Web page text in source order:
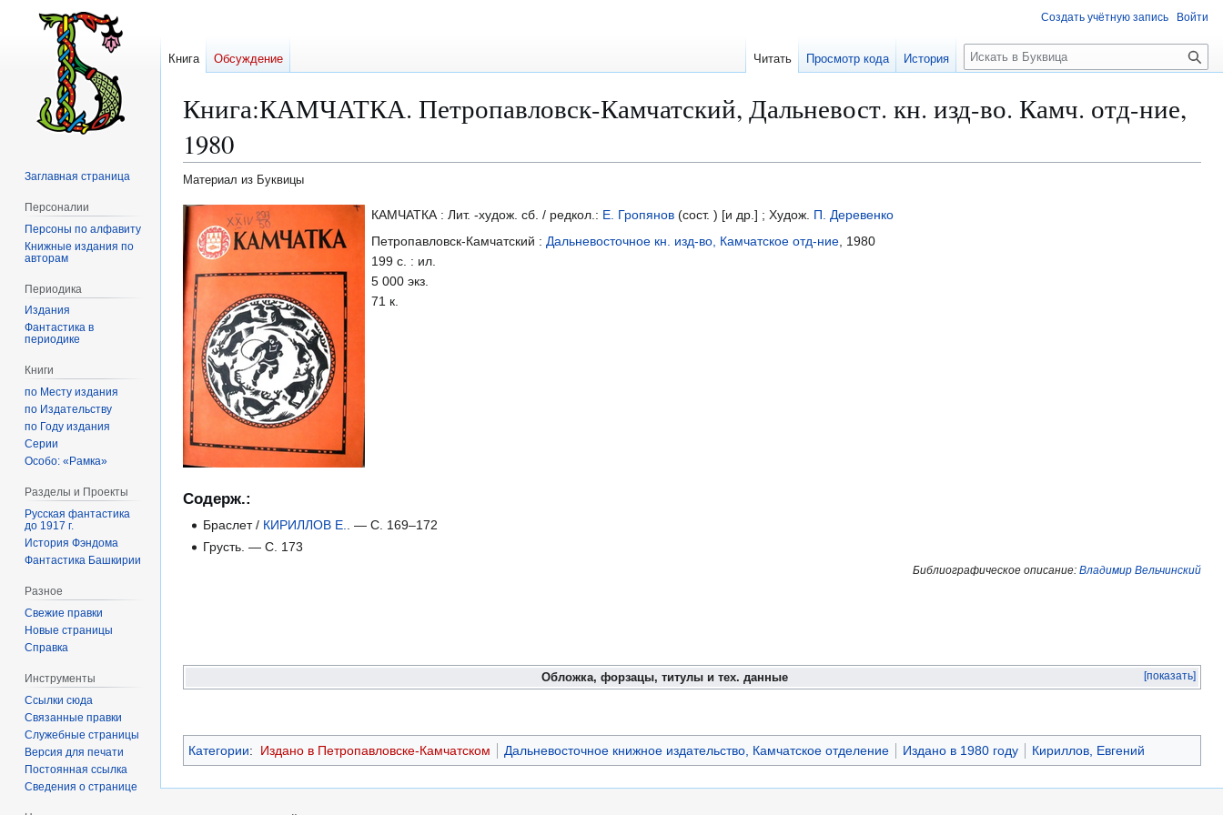
Книга:КАМЧАТКА. Петропавловск-Камчатский, Дальневост. кн. изд-во. Камч. отд-ние,
1980
Материал из Буквицы
Перейти
к
навигации
Перейти
к
поиску
КАМЧАТКА : Лит. -худож. сб. / редкол.: Е. Гропянов (сост. ) [и др.] ; Худож. П. Деревенко
Петропавловск-Камчатский : Дальневосточное кн. изд-во, Камчатское отд-ние , 1980
199 с. : ил.
5 000 экз.
71 к.
Содерж.:
Браслет / КИРИЛЛОВ Е.. — С. 169–172
Грусть. — С. 173
Библиографическое описание: Владимир Вельчинский
Обложка, форзацы, титулы и тех. данные [показать]
Категории: Издано в Петропавловске-Камчатском Дальневосточное книжное издательство, Камчатское отделение Издано в 1980 году Кириллов, Евгений
Создать учётную запись Войти
Книга Обсуждение Читать Просмотр кода История
П
о
с
Заглавная страница
Персоналии
Персоны по алфавиту
Книжные издания по
авторам
Периодика
Издания
Фантастика в
периодике
Книги
по Месту издания
по Издательству
по Году издания
Серии
Особо: «Рамка»
Разделы и Проекты
Русская фантастика
до 1917 г.
История Фэндома
Фантастика Башкирии
Разное
Свежие правки
Новые страницы
Справка
Инструменты
Ссылки сюда
Связанные правки
Служебные страницы
Версия для печати
Постоянная ссылка
Сведения о странице